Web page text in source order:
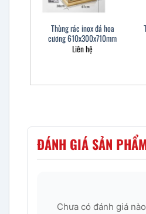
Thùng rác inox đá hoa
cương 610x300x710mm
Liên hệ
ĐÁNH GIÁ SẢN
Chưa có đánh giá